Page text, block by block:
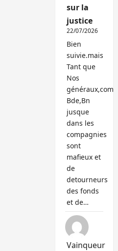
sur la
justice
22/07/2026
Bien
suivie.mais
Tant que
Nos
généraux,com
Bde,Bn
jusque
dans les
compagnies
sont
mafieux et
de
detourneurs
des fonds
et de…
Vainqueur